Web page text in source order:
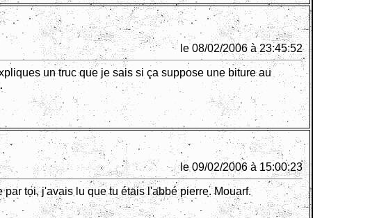
le 08/02/2006 à 23:45:52
un truc que je sais si ça suppose une biture au
le 09/02/2006 à 15:00:23
par toi, j'avais lu que tu étais l'abbé pierre. Mouarf.